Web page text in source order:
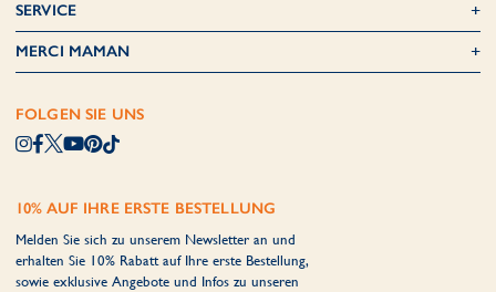
SERVICE
MERCI MAMAN
FOLGEN SIE UNS
10% AUF IHRE ERSTE BESTELLUNG
Melden Sie sich zu unserem Newsletter an und
erhalten Sie 10% Rabatt auf Ihre erste Bestellung,
sowie exklusive Angebote und Infos zu unseren